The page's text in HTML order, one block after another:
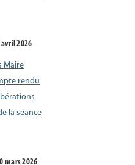
avril 2026
Maire
rendu
la séance
mars 2026